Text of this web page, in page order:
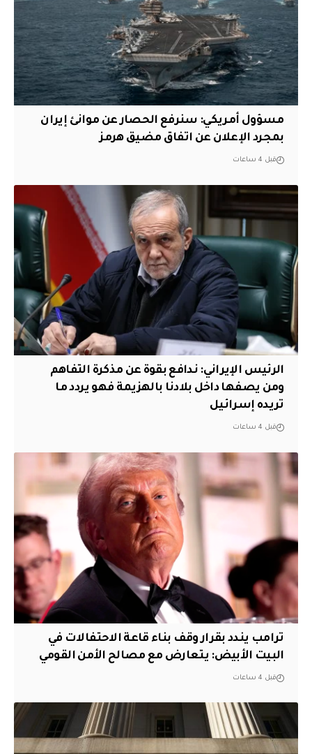
مسؤول أمريكي: سنرفع الحصار عن موانئ إيران
بمجرد الإعلان عن اتفاق مضيق هرمز
قبل 4 ساعات
الرئيس الإيراني: ندافع بقوة عن مذكرة التفاهم
ومن يصفها داخل بلادنا بالهزيمة فهو يردد ما
تريده إسرائيل
قبل 4 ساعات
ترامب يندد بقرار وقف بناء قاعة الاحتفالات في
البيت الأبيض: يتعارض مع مصالح الأمن القومي
قبل 4 ساعات